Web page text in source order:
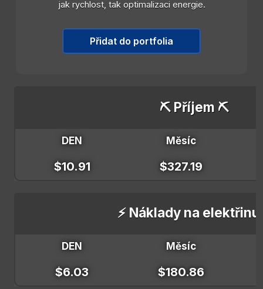
jak rychlost, tak optimalizaci energie.
Přidat do portfolia
⛏️ Příjem ⛏️
DEN Měsíc
$10.91 $327.19
⚡ Náklady na elektřinu
DEN Měsíc
$6.03 $180.86